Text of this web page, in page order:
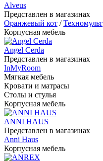
Alveus
Представлен в магазинах
Оранжевый кот /Техномульт
Корпусная мебель
Angel Cerda
Представлен в магазинах
InMyRoom
Мягкая мебель
Кровати и матрасы
Столы и стулья
Корпусная мебель
ANNI HAUS
Представлен в магазинах
Anni Haus
Корпусная мебель